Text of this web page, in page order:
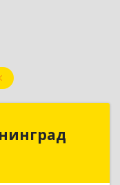
Калининград г,